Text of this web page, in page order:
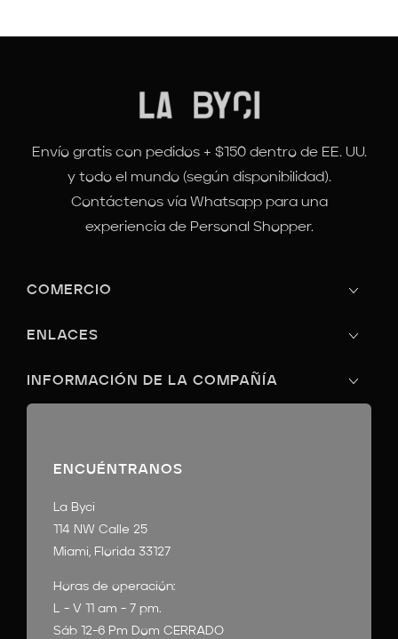
Envío gratis con pedidos + $150 dentro de EE. UU.
y todo el mundo (según disponibilidad).
Contáctenos vía Whatsapp para una
experiencia de Personal Shopper.
COMERCIO
ENLACES
INFORMACIÓN DE LA COMPAÑÍA
ENCUÉNTRANOS
La Byci
114 NW Calle 25
Miami, Florida 33127
Horas de operación:
L - V 11 am - 7 pm.
Sáb 12-6 Pm Dom CERRADO